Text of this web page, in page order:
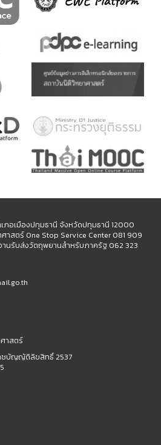
เภอเมืองปทุมธานี จังหวัดปทุมธานี 12000
สตร์ One Stop Service Center 081 909
านรับส่งวัตถุพยานสำหรับภาครัฐ 062 323
าสตร์
ชบัญญัติลิขสิทธิ์ 2537